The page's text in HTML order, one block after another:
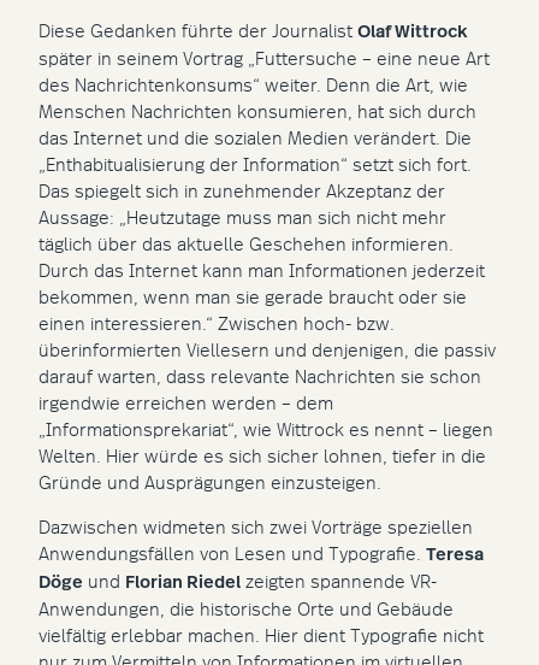
Diese Gedanken führte der Journalist Olaf Wittrock
später in seinem Vortrag „Futtersuche – eine neue Art
des Nachrichtenkonsums“ weiter. Denn die Art, wie
Menschen Nachrichten konsumieren, hat sich durch
das Internet und die sozialen Medien verändert. Die
„Enthabitualisierung der Information“ setzt sich fort.
Das spiegelt sich in zunehmender Akzeptanz der
Aussage: „Heutzutage muss man sich nicht mehr
täglich über das aktuelle Geschehen informieren.
Durch das Internet kann man Informationen jederzeit
bekommen, wenn man sie gerade braucht oder sie
einen interessieren.“ Zwischen hoch- bzw.
überinformierten Viellesern und denjenigen, die passiv
darauf warten, dass relevante Nachrichten sie schon
irgendwie erreichen werden – dem
„Informationsprekariat“, wie Wittrock es nennt – liegen
Welten. Hier würde es sich sicher lohnen, tiefer in die
Gründe und Ausprägungen einzusteigen.
Dazwischen widmeten sich zwei Vorträge speziellen
Anwendungsfällen von Lesen und Typografie. Teresa
Döge und Florian Riedel zeigten spannende VR-
Anwendungen, die historische Orte und Gebäude
vielfältig erlebbar machen. Hier dient Typografie nicht